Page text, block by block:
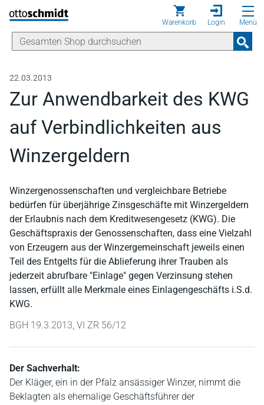
Direkt zum Inhalt
Warenkorb Login Menü
22.03.2013
Zur Anwendbarkeit des KWG
auf Verbindlichkeiten aus
Winzergeldern
Winzergenossenschaften und vergleichbare Betriebe
bedürfen für überjährige Zinsgeschäfte mit Winzergeldern
der Erlaubnis nach dem Kreditwesengesetz (KWG). Die
Geschäftspraxis der Genossenschaften, dass eine Vielzahl
von Erzeugern aus der Winzergemeinschaft jeweils einen
Teil des Entgelts für die Ablieferung ihrer Trauben als
jederzeit abrufbare "Einlage" gegen Verzinsung stehen
lassen, erfüllt alle Merkmale eines Einlagengeschäfts i.S.d.
KWG.
BGH 19.3.2013, VI ZR 56/12
Der Sachverhalt:
Der Kläger, ein in der Pfalz ansässiger Winzer, nimmt die
Beklagten als ehemalige Geschäftsführer der